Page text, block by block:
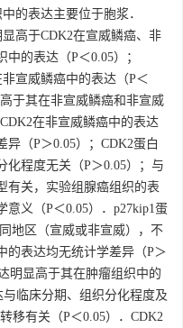
的表达主要位于胞浆．
高于CDK2在宣威鳞癌、非
的表达（P＜0.05）；
宣威鳞癌中的表达（P＜
于其在非宣威鳞癌和非宣威
在非宣威鳞癌中的表达
（P＞0.05）；CDK2蛋白
化程度无关（P＞0.05）；与
有关，实验组腺癌组织的表
义（P＜0.05）．p27kip1蛋
地区（宣威或非宣威），不
的表达均无统计学差异（P＞
明显高于其在肿瘤组织中的
临床分期、组织分化程度及
移有关（P＜0.05）．CDK2